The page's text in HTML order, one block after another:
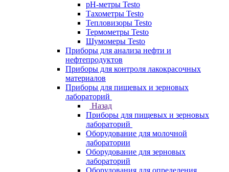
pH-метры Testo
Тахометры Testo
Тепловизоры Testo
Термометры Testo
Шумомеры Testo
Приборы для анализа нефти и
нефтепродуктов
Приборы для контроля лакокрасочных
материалов
Приборы для пищевых и зерновых
лабораторий
Назад
Приборы для пищевых и зерновых
лабораторий
Оборудование для молочной
лаборатории
Оборудование для зерновых
лабораторий
Оборудования для определения